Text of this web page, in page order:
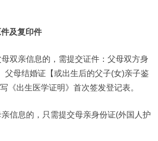
及复印件
双亲信息的，需提交证件：父母双方身
父母结婚证【或出生后的父子(女)亲子鉴
《出生医学证明》首次签发登记表。
信息的，只需提交母亲身份证(外国人护